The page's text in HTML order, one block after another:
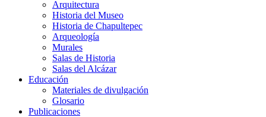
Arquitectura
Historia del Museo
Historia de Chapultepec
Arqueología
Murales
Salas de Historia
Salas del Alcázar
Educación
Materiales de divulgación
Glosario
Publicaciones